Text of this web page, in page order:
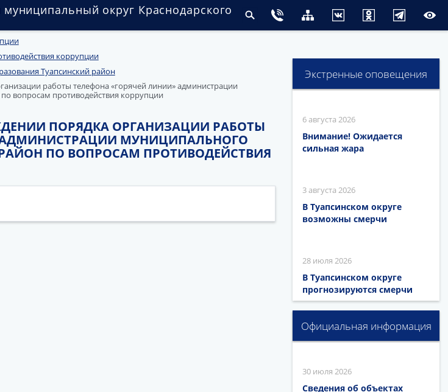
округ Краснодарского
коррупции
Туапсинский район
работы телефона «горячей линии» администрации
вопросам противодействия коррупции
ПОРЯДКА ОРГАНИЗАЦИИ РАБОТЫ
МУНИЦИПАЛЬНОГО
ПО ВОПРОСАМ ПРОТИВОДЕЙСТВИЯ
Экстренные оповещения
6 августа 2026
Внимание! Ожидается
сильная жара
3 августа 2026
В Туапсинском округе
возможны смерчи
28 июля 2026
В Туапсинском округе
прогнозируются смерчи
Официальная информация
30 июля 2026
Сведения об объектах